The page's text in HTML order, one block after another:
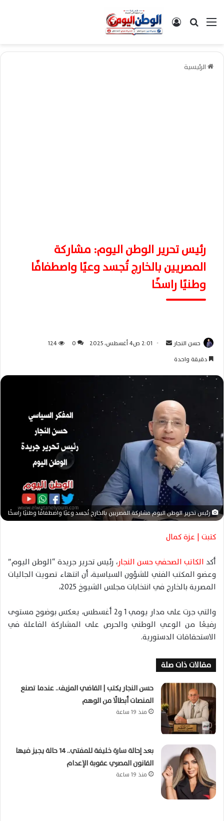
القائمةبحث عن تسجيل الدخول
الرئيسية
رئيس تحرير الوطن اليوم: مشاركة
المصريين بالخارج تُجسد وعيًا واصطفافًا
وطنيًا راسخًا
حسن النجار
ر
ي
د
ا
إ
ل
ك
ت
ر
و
ن
2:01 ص4 أغسطس، 2025 0
124
دقيقة واحدة
رئيس تحرير الوطن اليوم مشاركة المصريين بالخارج تُجسد وعيًا واصطفافًا وطنيًا راسخًا
كتبت | عزة كمال
أكد الكاتب الصحفي حسن النجار، رئيس تحرير جريدة “الوطن اليوم”
وعضو المكتب الفني للشؤون السياسية، أن انتهاء تصويت الجاليات
المصرية بالخارج في انتخابات مجلس الشيوخ 2025،
والتي جرت على مدار يومي 1 و2 أغسطس، يعكس بوضوح مستوى
رفيعًا من الوعي الوطني والحرص على المشاركة الفاعلة في
الاستحقاقات الدستورية.
مقالات ذات صلة
حسن النجار يكتب | القاضي المزيف.. عندما تصنع
المنصات أبطالًا من الوهم
منذ 19 ساعة
بعد إحالة سارة خليفة للمفتي.. 14 حالة يجيز فيها
القانون المصري عقوبة الإعدام
منذ 19 ساعة